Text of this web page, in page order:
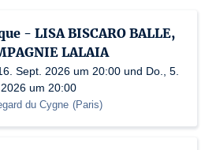
- LISA BISCARO BALLE,
LALAIA
Sept. 2026 um 20:00 und Do., 5.
um 20:00
du Cygne (Paris)